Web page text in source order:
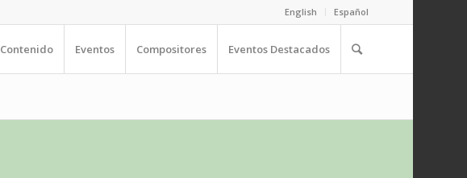
English Español
Contenido Eventos Compositores Eventos Destacados